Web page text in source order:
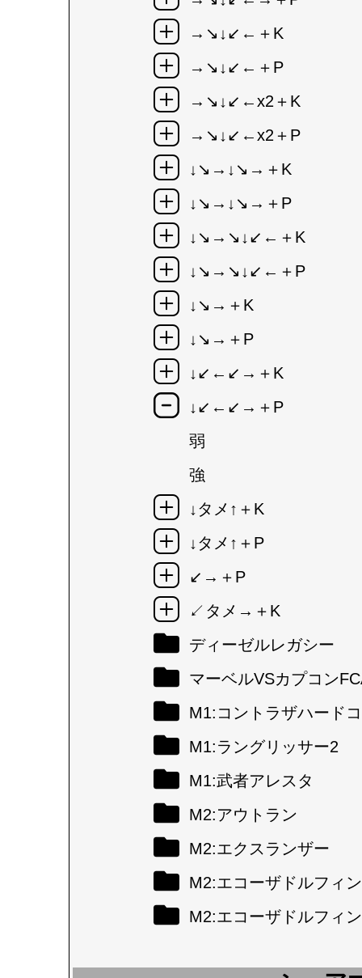
→↘↓↙←＋K
→↘↓↙←＋P
→↘↓↙←x2＋K
→↘↓↙←x2＋P
↓↘→↓↘→＋K
↓↘→↓↘→＋P
↓↘→↘↓↙←＋K
↓↘→↘↓↙←＋P
↓↘→＋K
↓↘→＋P
↓↙←↙→＋K
↓↙←↙→＋P
弱
強
↓タメ↑＋K
↓タメ↑＋P
↙→＋P
↙タメ→＋K
ディーゼルレガシー
マーベルVSカプコン
M1:コントラザハード
M1:ラングリッサー2
M1:武者アレスタ
M2:アウトラン
M2:エクスランザー
M2:エコーザドルフィン
M2:エコーザドルフィ